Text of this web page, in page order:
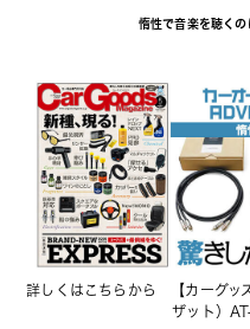
惰性で音楽を聴く
詳しくはこちらから
【カーグ
ザット）